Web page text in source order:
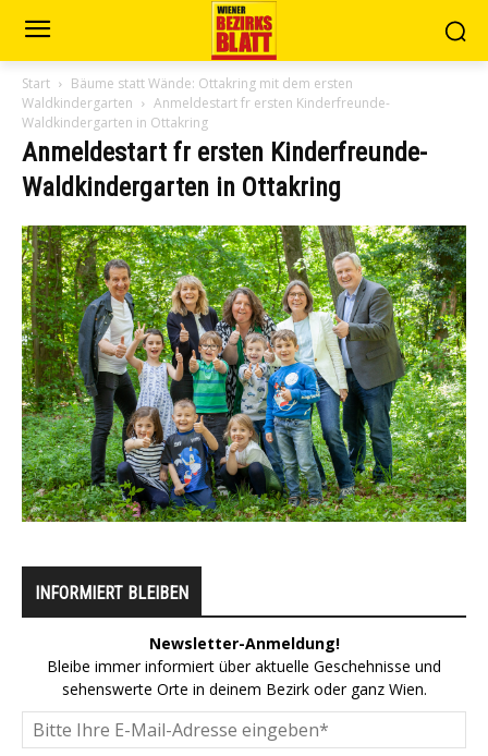
Start
Bäume statt Wände: Ottakring mit dem ersten
Waldkindergarten
Anmeldestart fr ersten Kinderfreunde-
Waldkindergarten in Ottakring
Anmeldestart fr ersten Kinderfreunde-
Waldkindergarten in Ottakring
INFORMIERT BLEIBEN
Newsletter-Anmeldung!
Bleibe immer informiert über aktuelle Geschehnisse und
sehenswerte Orte in deinem Bezirk oder ganz Wien.